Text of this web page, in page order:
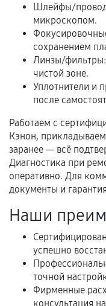
Когда
Нарушение
механические
перегрев,
третьих лиц.
Естественный
предусмотрено
Обращение
срока.
Программные
Если
Шлейфы/
микроскопом.
сохранением
Линзы/
чистой зоне.
Уплотнители и
после
Работаем с
Кэнон,
заранее — всё
Диагностика при
оперативно. Для
документы и
Наши
успешно
точной
Фирменные
консультация